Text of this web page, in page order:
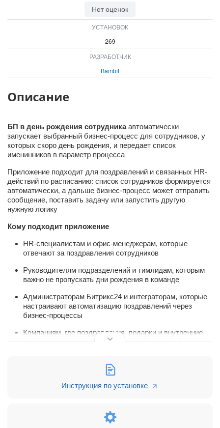
Нет оценок
УСТАНОВОК
269
РАЗРАБОТЧИК
Bambit
Описание
БП в день рождения сотрудникаавтоматически
запускает выбранный бизнес-процесс для сотрудников, у
которых скоро день рождения, и передает список
именинников в параметр процесса
Приложение подходит для поздравлений и связанных HR-
действий по расписанию: список сотрудников формируется
автоматически, а дальше бизнес-процесс может отправить
сообщение, поставить задачу или запустить другую
нужную логику
Кому подходит приложение
HR-специалистам и офис-менеджерам, которые
отвечают за поздравления сотрудников
Руководителям подразделений и тимлидам, которым
важно не пропускать дни рождения в команде
Администраторам Битрикс24 и интеграторам, которые
настраивают автоматизацию поздравлений через
бизнес-процессы
Компаниям, где поздравления, подарки и внутренние
уведомления должны запускаться без ручной
Запускать бизнес-процесс поздравления за заданное
Передавать в БП список именинников и обрабатывать
каждого сотрудника отдельно через итератор
Инструкция по установке